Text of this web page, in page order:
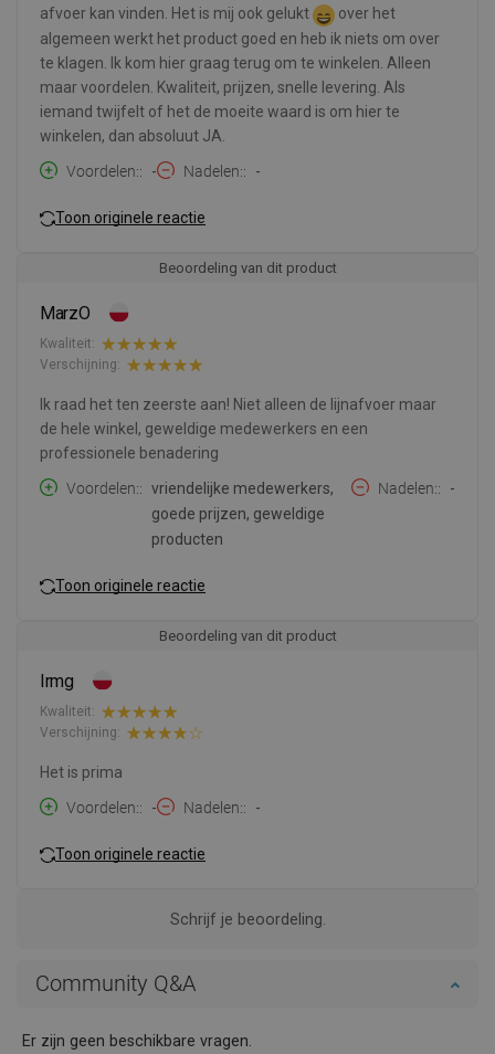
afvoer kan vinden. Het is mij ook gelukt
over het
algemeen werkt het product goed en heb ik niets om over
te klagen. Ik kom hier graag terug om te winkelen. Alleen
maar voordelen. Kwaliteit, prijzen, snelle levering. Als
iemand twijfelt of het de moeite waard is om hier te
winkelen, dan absoluut JA.
Voordelen:
- Nadelen: -
Toon originele reactie
Beoordeling van dit product
MarzO
Kwaliteit:
Verschijning:
Ik raad het ten zeerste aan! Niet alleen de lijnafvoer maar
de hele winkel, geweldige medewerkers en een
professionele benadering
Voordelen:
vriendelijke medewerkers,
goede prijzen, geweldige
producten
Nadelen: -
Toon originele reactie
Beoordeling van dit product
Irmg
Kwaliteit:
Verschijning:
Het is prima
Voordelen:
- Nadelen: -
Toon originele reactie
Schrijf je beoordeling.
Community Q&A
Er zijn geen beschikbare vragen.